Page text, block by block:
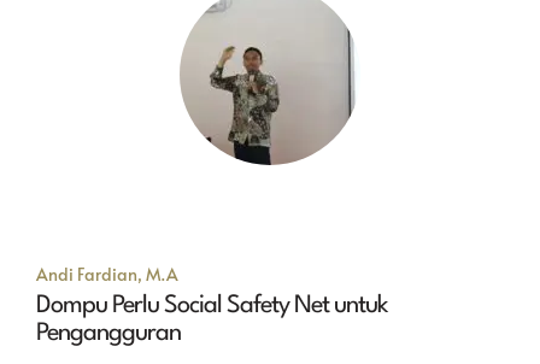
Andi Fardian, M.A
Dompu Perlu Social Safety Net untuk
Pengangguran